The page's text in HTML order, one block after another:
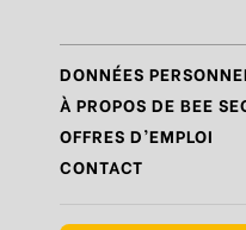
RègleN°8 – Protéger sa
Règle N°9 – Savoir
RègleN°10 – Des questions
DONNÉES
À PROPOS DE BEE
OFFRES D’EMPLOI
CONTACT